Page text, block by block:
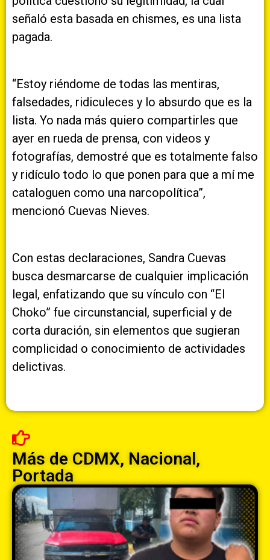
señaló esta basada en chismes, es una lista
pagada.
“Estoy riéndome de todas las mentiras,
falsedades, ridiculeces y lo absurdo que es la
lista. Yo nada más quiero compartirles que
ayer en rueda de prensa, con videos y
fotografías, demostré que es totalmente falso
y ridículo todo lo que ponen para que a mí me
cataloguen como una narcopolítica”,
mencionó Cuevas Nieves.
Con estas declaraciones, Sandra Cuevas
busca desmarcarse de cualquier implicación
legal, enfatizando que su vínculo con “El
Choko” fue circunstancial, superficial y de
corta duración, sin elementos que sugieran
complicidad o conocimiento de actividades
delictivas.
Más de CDMX, Nacional ,
Portada